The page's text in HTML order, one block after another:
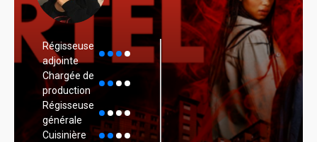
Régisseuse
adjointe
Chargée de
production
Régisseuse
générale
Cuisinière